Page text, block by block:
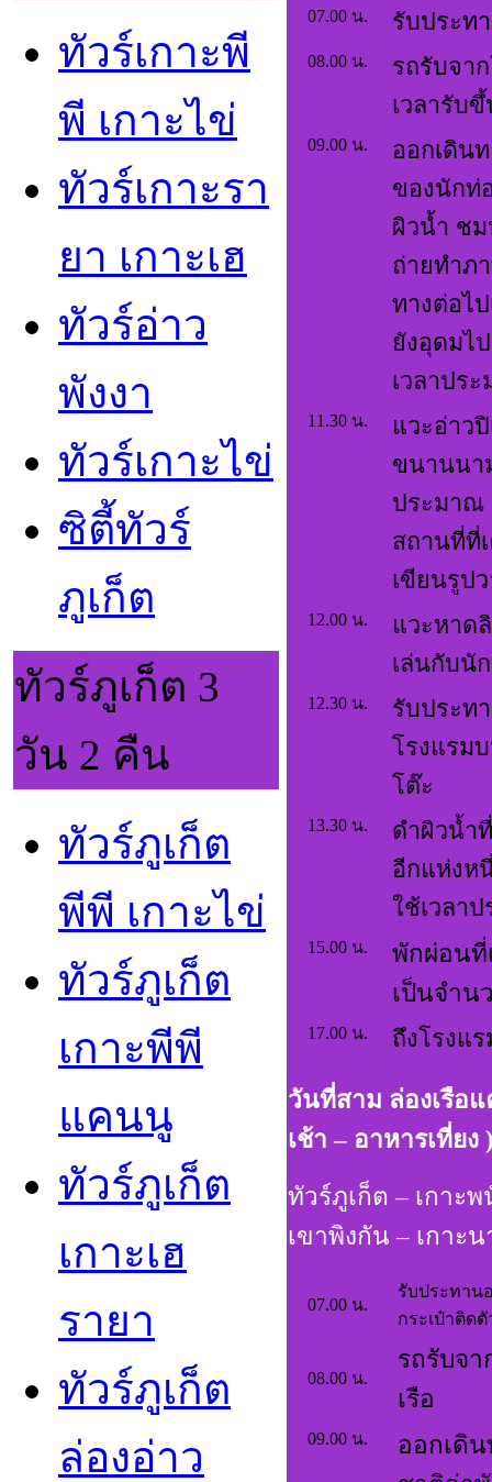
ทัวร์เกาะพี
พี เกาะไข่
ทัวร์เกาะรา
ยา เกาะเฮ
ทัวร์อ่าว
พังงา
ทัวร์เกาะไข
ซิตี้ทัวร์
ภูเก็ต
ทัวร์ภูเก็ต 3
วัน 2 คืน
ทัวร์ภูเก็ต
พีพี เกาะไข่
ทัวร์ภูเก็ต
เกาะพีพี
แคนน
ทัวร์ภูเก็ต
เกาะเฮ
รายา
ทัวร์ภูเก็ต
ล่องอ่าว
07.00 น. รับประท
08.00 น.
รถรับจา
เวลารับ
09.00 น.
ออกเดิน
ของนักท่
ผิวน้ำ ช
ถ่ายทำภ
ทางต่อไ
ยังอุดมไ
เวลาปร
11.30 น.
แวะอ่าว
ขนานนา
ประมาณ
สถานที่ที่
เขียนรูป
12.00 น.
แวะหาด
เล่นกับนั
12.30 น.
รับประท
โรงแรม
โต๊ะ
13.30 น.
ดำผิวน้ำ
อีกแห่งห
ใช้เวลา
15.00 น.
พักผ่อนที่
เป็นจำน
17.00 น. ถึงโรงแ
วันที่สาม ล่องเรือ
เช้า – อาหารเที่ยง
ทัวร์ภูเก็ต – เกาะ
เขาพิงกัน – เกาะ
07.00 น.
รับประทาน
กระเป๋าติด
08.00 น.
รถรับจา
เรือ
09.00 น.
ออกเดิ